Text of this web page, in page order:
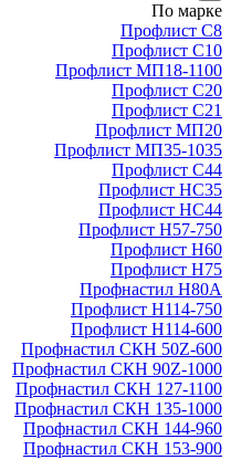
По марке
Профлист С8
Профлист С10
Профлист МП18-1100
Профлист С20
Профлист С21
Профлист МП20
Профлист МП35-1035
Профлист С44
Профлист НС35
Профлист НС44
Профлист Н57-750
Профлист Н60
Профлист Н75
Профнастил Н80А
Профлист Н114-750
Профлист Н114-600
Профнастил СКН 50Z-600
Профнастил СКН 90Z-1000
Профнастил СКН 127-1100
Профнастил СКН 135-1000
Профнастил СКН 144-960
Профнастил СКН 153-900